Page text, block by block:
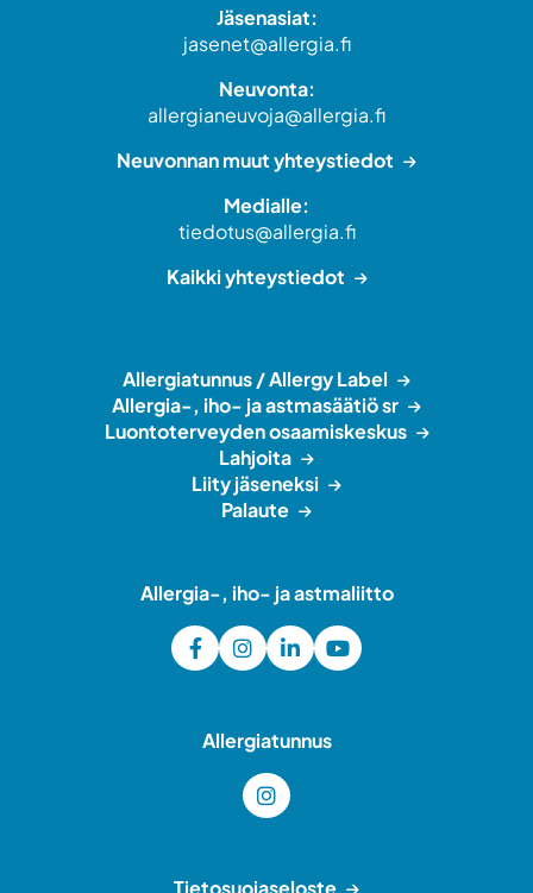
Jäsenasiat:
jasenet@allergia.fi
Neuvonta:
allergianeuvoja@allergia.fi
Neuvonnan muut yhteystiedot
Medialle:
tiedotus@allergia.fi
Kaikki yhteystiedot
Allergiatunnus / Allergy Label
Allergia-, iho- ja astmasäätiö sr
Luontoterveyden osaamiskeskus
Lahjoita
Liity jäseneksi
Palaute
Allergia-, iho- ja astmaliitto
Allergiatunnus
Tietosuojaseloste